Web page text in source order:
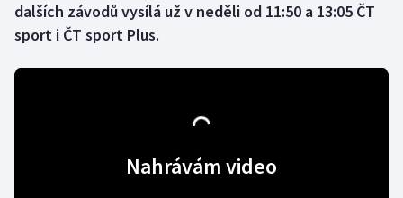
Florbal
Futsal
dalších závodů vysílá už v neděli od 11:50 a 13:05 ČT
sport i ČT sport Plus.
Nahrávám video